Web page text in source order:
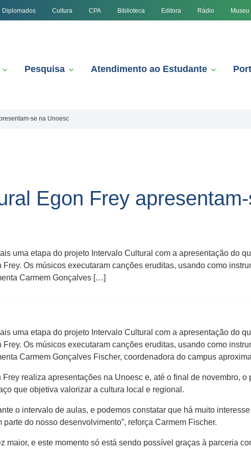
Diplomados Cultura CPA Biblioteca Editora Rádio Museu
Pesquisa Atendimento ao Estudante
se na Unoesc
Egon Frey
uma etapa do projeto Intervalo Cultural com a apresentação do
Os músicos executaram canções eruditas, usando como
Carmem Gonçalves […]
uma etapa do projeto Intervalo Cultural com a apresentação do
Os músicos executaram canções eruditas, usando como
Carmem Gonçalves Fischer, coordenadora do campus
realiza apresentações na Unoesc e, até o final de novembro,
que objetiva valorizar a cultura local e regional.
o intervalo de aulas, e podemos constatar que há muito
do nosso desenvolvimento”, reforça Carmem Fischer.
e este momento só está sendo possível graças à parceria